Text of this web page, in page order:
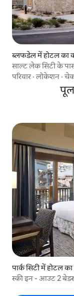
ब्लफडेल में होटल का
साल्ट लेक सिटी के
परिवार ·लोकेशन ·
पार्क सिटी में होटल
स्की इन - आउट 2